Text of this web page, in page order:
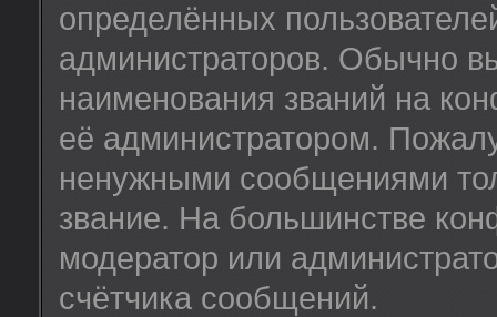
определённых
администраторов. Обычно
наименования званий на
её администратором.
ненужными сообщениями
звание. На большинстве
модератор или
счётчика сообщений.